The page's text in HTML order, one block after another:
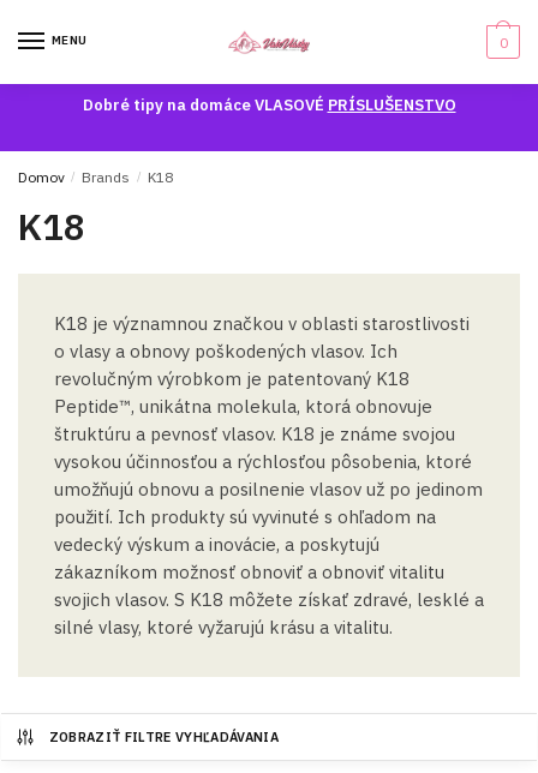
MENU 0
Dobré tipy na domáce VLASOVÉ PRÍSLUŠENSTVO
Domov / Brands / K18
K18
K18 je významnou značkou v oblasti starostlivosti
o vlasy a obnovy poškodených vlasov. Ich
revolučným výrobkom je patentovaný K18
Peptide™, unikátna molekula, ktorá obnovuje
štruktúru a pevnosť vlasov. K18 je známe svojou
vysokou účinnosťou a rýchlosťou pôsobenia, ktoré
umožňujú obnovu a posilnenie vlasov už po jedinom
použití. Ich produkty sú vyvinuté s ohľadom na
vedecký výskum a inovácie, a poskytujú
zákazníkom možnosť obnoviť a obnoviť vitalitu
svojich vlasov. S K18 môžete získať zdravé, lesklé a
silné vlasy, ktoré vyžarujú krásu a vitalitu.
ZOBRAZIŤ FILTRE VYHĽADÁVANIA